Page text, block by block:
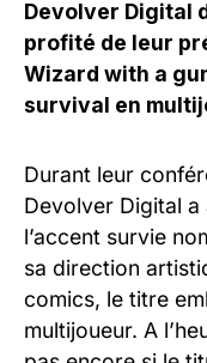
Devolver Digital
profité de leur
Wizard with a
survival en
Durant leur
Devolver Digital
l’accent survie
sa direction
comics, le titre
multijoueur. A